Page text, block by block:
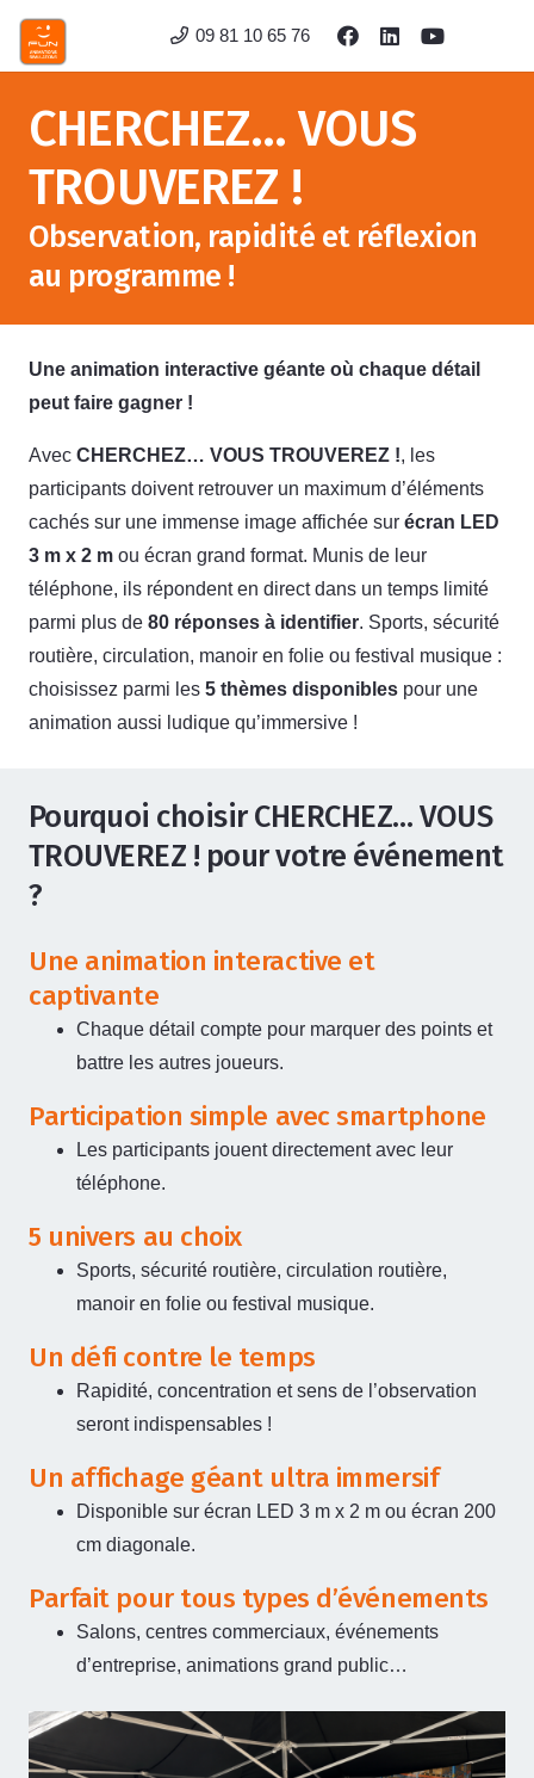
09 81 10 65 76
CHERCHEZ… VOUS
TROUVEREZ !
Observation, rapidité et réflexion
au programme !
Une animation interactive géante où chaque détail
peut faire gagner !
Avec CHERCHEZ… VOUS TROUVEREZ !, les
participants doivent retrouver un maximum d’éléments
cachés sur une immense image affichée sur écran LED
3 m x 2 m ou écran grand format. Munis de leur
téléphone, ils répondent en direct dans un temps limité
parmi plus de 80 réponses à identifier. Sports, sécurité
routière, circulation, manoir en folie ou festival musique :
choisissez parmi les 5 thèmes disponibles pour une
animation aussi ludique qu’immersive !
Pourquoi choisir CHERCHEZ… VOUS
TROUVEREZ ! pour votre événement
?
Une animation interactive et
captivante
Chaque détail compte pour marquer des points et
battre les autres joueurs.
Participation simple avec smartphone
Les participants jouent directement avec leur
téléphone.
5 univers au choix
Sports, sécurité routière, circulation routière,
manoir en folie ou festival musique.
Un défi contre le temps
Rapidité, concentration et sens de l’observation
seront indispensables !
Un affichage géant ultra immersif
Disponible sur écran LED 3 m x 2 m ou écran 200
cm diagonale.
Parfait pour tous types d’événements
Salons, centres commerciaux, événements
d’entreprise, animations grand public…